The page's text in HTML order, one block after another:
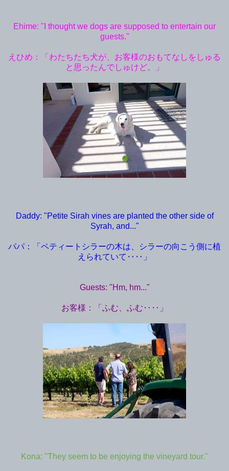
Ehime: "I thought we dogs are supposed to entertain our
guests."
えひめ：「わたちたち犬が、お客様のおもてなしをしゅる
と思ったんでしゅけど。」
Daddy: "Petite Sirah vines are planted the other side of
Syrah, and..."
パパ：「ペティートシラーの木は、シラーの向こう側に植
えられていて‥‥」
Guests: "Hm, hm..."
お客様：「ふむ、ふむ‥‥」
Kona: "They seem to be enjoying the vineyard tour."